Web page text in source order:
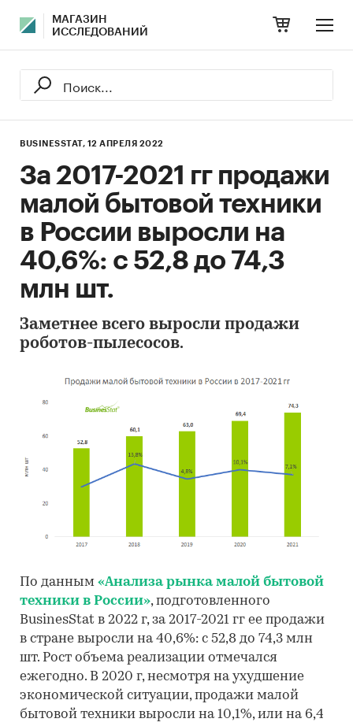
МАГАЗИН
ИССЛЕДОВАНИЙ
BUSINESSTAT, 12 АПРЕЛЯ 2022
За 2017-2021 гг продажи
малой бытовой техники
в России выросли на
40,6%: с 52,8 до 74,3
млн шт.
Заметнее всего выросли продажи
роботов-пылесосов.
По данным «Анализа рынка малой бытовой
техники в России», подготовленного
BusinesStat в 2022 г, за 2017-2021 гг ее продажи
в стране выросли на 40,6%: с 52,8 до 74,3 млн
шт. Рост объема реализации отмечался
ежегодно. В 2020 г, несмотря на ухудшение
экономической ситуации, продажи малой
бытовой техники выросли на 10,1%, или на 6,4